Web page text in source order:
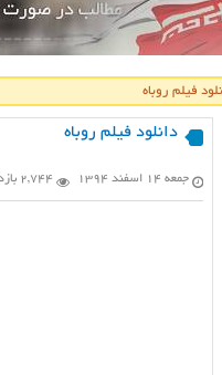
فیلم روباه
دانلود فیلم روباه
جمعه ۱۴ اسفند ۱۳۹۴ 2,744 بازدید